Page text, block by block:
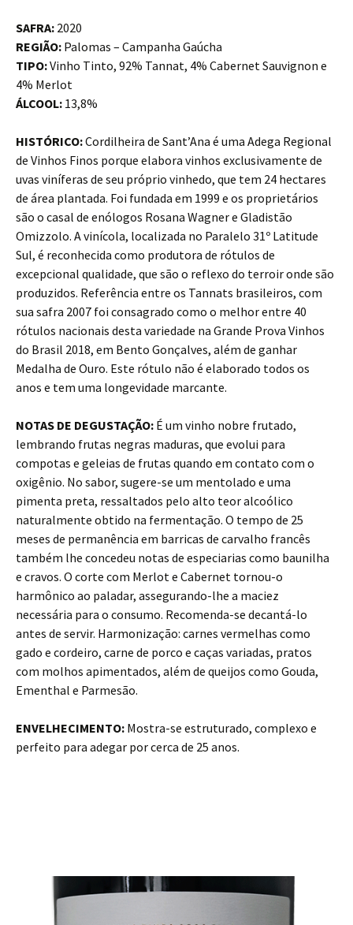
SAFRA: 2020
REGIÃO: Palomas – Campanha Gaúcha
TIPO:Vinho Tinto, 92% Tannat, 4% Cabernet Sauvignon e
4% Merlot
ÁLCOOL: 13,8%
HISTÓRICO:Cordilheira de Sant’Ana é uma Adega Regional
de Vinhos Finos porque elabora vinhos exclusivamente de
uvas viníferas de seu próprio vinhedo, que tem 24 hectares
de área plantada. Foi fundada em 1999 e os proprietários
são o casal de enólogos Rosana Wagner e Gladistão
Omizzolo. A vinícola, localizada no Paralelo 31º Latitude
Sul, é reconhecida como produtora de rótulos de
excepcional qualidade, que são o reflexo do terroir onde são
produzidos. Referência entre os Tannats brasileiros, com
sua safra 2007 foi consagrado como o melhor entre 40
rótulos nacionais desta variedade na Grande Prova Vinhos
do Brasil 2018, em Bento Gonçalves, além de ganhar
Medalha de Ouro. Este rótulo não é elaborado todos os
anos e tem uma longevidade marcante.
NOTAS DE DEGUSTAÇÃO: É um vinho nobre frutado,
lembrando frutas negras maduras, que evolui para
compotas e geleias de frutas quando em contato com o
oxigênio. No sabor, sugere-se um mentolado e uma
pimenta preta, ressaltados pelo alto teor alcoólico
naturalmente obtido na fermentação. O tempo de 25
meses de permanência em barricas de carvalho francês
também lhe concedeu notas de especiarias como baunilha
e cravos. O corte com Merlot e Cabernet tornou-o
harmônico ao paladar, assegurando-lhe a maciez
necessária para o consumo. Recomenda-se decantá-lo
antes de servir. Harmonização: carnes vermelhas como
gado e cordeiro, carne de porco e caças variadas, pratos
com molhos apimentados, além de queijos como Gouda,
Ementhal e Parmesão.
ENVELHECIMENTO: Mostra-se estruturado, complexo e
perfeito para adegar por cerca de 25 anos.